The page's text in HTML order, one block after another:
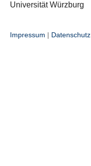
Universität Würzburg
Impressum | Datenschutz